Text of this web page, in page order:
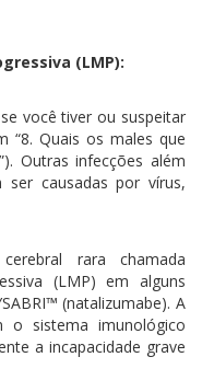
(LMP):
você tiver ou suspeitar
“8. Quais os males que
Outras infecções além
causadas por vírus,
rara chamada
(LMP) em alguns
(natalizumabe). A
o sistema imunológico
a incapacidade grave